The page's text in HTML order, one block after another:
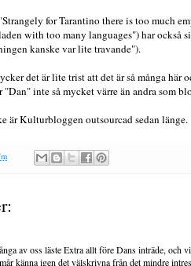
for Tarantino there is too much
with too many languages") har också
kanske var lite travande").
det är lite trist att det är så många här
"Dan" inte så mycket värre än andra som
är Kulturbloggen outsourcad sedan länge.
av oss läste Extra allt före Dans inträde, och
känna igen det välskrivna från det mindre